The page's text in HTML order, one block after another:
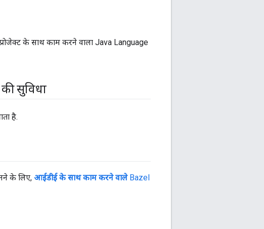
के साथ काम करने वाला Java Language
सुविधा
है.
के लिए, आईडीई के साथ काम करने वालेBazel